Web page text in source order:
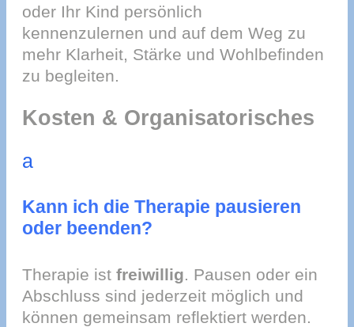
oder Ihr Kind persönlich
kennenzulernen und auf dem Weg zu
mehr Klarheit, Stärke und Wohlbefinden
zu begleiten.
Kosten & Organisatorisches
a
Kann ich die Therapie pausieren
oder beenden?
Therapie ist freiwillig. Pausen oder ein
Abschluss sind jederzeit möglich und
können gemeinsam reflektiert werden.